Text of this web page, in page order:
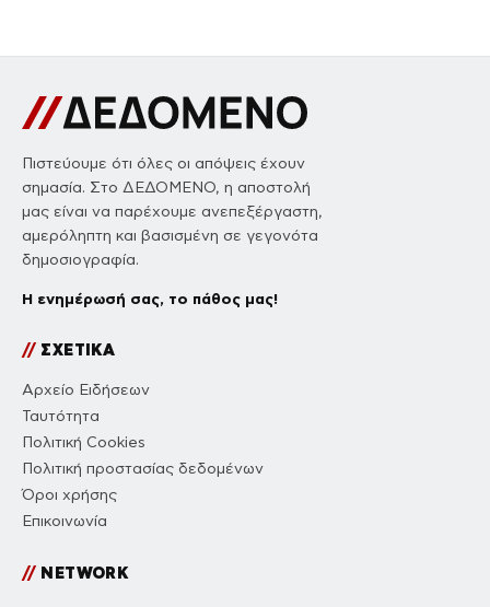
Πιστεύουμε ότι όλες οι απόψεις έχουν
σημασία. Στο ΔΕΔΟΜΕΝΟ, η αποστολή
μας είναι να παρέχουμε ανεπεξέργαστη,
αμερόληπτη και βασισμένη σε γεγονότα
δημοσιογραφία.
Η ενημέρωσή σας, το πάθος μας!
//ΣΧΕΤΙΚΑ
Αρχείο Ειδήσεων
Ταυτότητα
Πολιτική Cookies
Πολιτική προστασίας δεδομένων
Όροι χρήσης
Επικοινωνία
//NETWORK